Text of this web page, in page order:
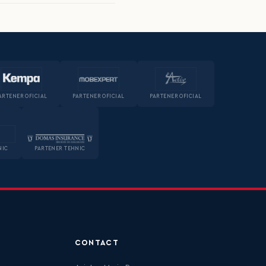
OFICIAL PARTENER OFICIAL PARTENER OFICIAL
PARTENER TEHNIC
CONTACT